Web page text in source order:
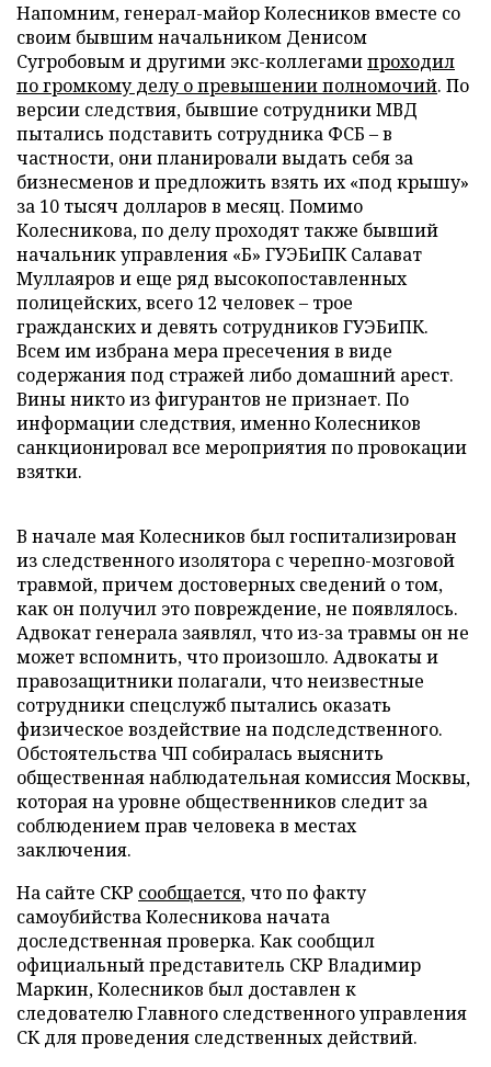
Напомним, генерал-майор Колесников вместе со
своим бывшим начальником Денисом
Сугробовым и другими экс-коллегамипроходил
по громкому делу о превышении полномочий. По
версии следствия, бывшие сотрудники МВД
пытались подставить сотрудника ФСБ –в
частности, они планировали выдать себя за
бизнесменов и предложить взять их «под крышу»
за 10 тысяч долларов в месяц. Помимо
Колесникова, по делу проходят также бывший
начальник управления «Б» ГУЭБиПК Салават
Муллаяров и еще ряд высокопоставленных
полицейских, всего 12 человек – трое
гражданских и девять сотрудников ГУЭБиПК.
Всем им избрана мера пресечения в виде
содержания под стражей либо домашний арест.
Вины никто из фигурантов не признает. По
информации следствия, именно Колесников
санкционировал все мероприятия по провокации
взятки.
В начале мая Колесников был госпитализирован
из следственного изолятора с черепно-мозговой
травмой, причем достоверных сведений о том,
как он получил это повреждение, не появлялось.
Адвокат генерала заявлял, что из-за травмы он не
может вспомнить, что произошло. Адвокаты и
правозащитники полагали, что неизвестные
сотрудники спецслужб пытались оказать
физическое воздействие на подследственного.
Обстоятельства ЧП собиралась выяснить
общественная наблюдательная комиссия Москвы,
которая на уровне общественников следит за
соблюдением прав человека в местах
заключения.
На сайте СКР сообщается, что по факту
самоубийства Колесникова начата
доследственная проверка. Как сообщил
официальный представитель СКР Владимир
Маркин, Колесников был доставлен к
следователю Главного следственного управления
СК для проведения следственных действий.